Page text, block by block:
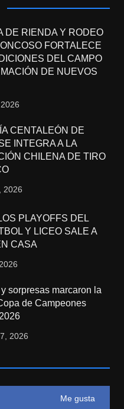
DE RIENDA Y RODEO
FORTALECE
DEL CAMPO
DE NUEVOS
CENTALEÓN DE
INTEGRA A LA
CHILENA DE TIRO
2026
PLAYOFFS DEL
Y LICEO SALE A
CASA
sorpresas marcaron la
de Campeones
2026
Me gusta